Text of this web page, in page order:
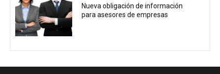
Nueva obligación de información
para asesores de empresas